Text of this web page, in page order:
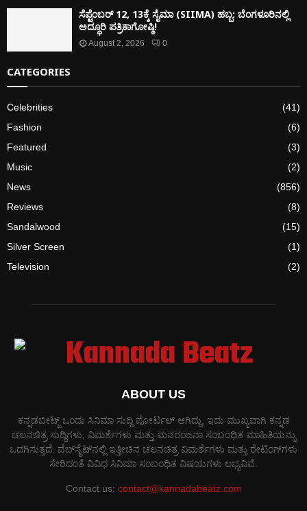
ಸೆಪ್ಟೆಂಬರ್ 12, 13ಕ್ಕೆ ಸೈಮಾ (SIIMA) ಹಬ್ಬ: ಬೆಂಗಳೂರಿನಲ್ಲಿ
ಅದ್ಧೂರಿ ಪತ್ರಿಕಾಗೋಷ್ಠಿ!
August 2, 2026 0
CATEGORIES
Celebrities
(41)
Fashion
(6)
Featured
(3)
Music
(2)
News
(856)
Reviews
(8)
Sandalwood
(15)
Silver Screen
(1)
Television
(2)
ABOUT US
ಕನ್ನಡಬೀಟ್ಜ್ ಒಂದು ಸಿನಿಮಾ ಸುದ್ದಿ ಪೋರ್ಟಲ್ ಆಗಿದ್ದು, ಇದು ಮುಖ್ಯವಾಗಿ ಕನ್ನಡ
ಚಲನಚಿತ್ರ ಸುದ್ದಿಗಳು, ವಿಮರ್ಶೆಗಳು ಮತ್ತು ಮನರಂಜನಾ ಸಂಬಂಧಿತ ಮಾಹಿತಿಯನ್ನು
ಒದಗಿಸುತ್ತದೆ. ವೆಬ್‌ಸೈಟ್‌ನಲ್ಲಿ ಇತ್ತೀಚಿನ ಚಲನಚಿತ್ರ ವಿಮರ್ಶೆಗಳು ಮತ್ತು ರೇಟಿಂಗ್‌ಗಳು
ಸೇರಿದಂತೆ ವಿವಿಧ ಸಿನಿಮಾ ಸಂಬಂಧಿತ ವಿಷಯಗಳು ಲಭ್ಯವಿವೆ.
Contact us: contact@kannadabeatz.com